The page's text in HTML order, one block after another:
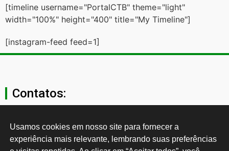
[timeline username="PortalCTB" theme="light"
width="100%" height="400" title="My Timeline"]
[instagram-feed feed=1]
Contatos:
secgeral@ctb.org.br
11 3874-0040
Usamos cookies em nosso site para fornecer a
experiência mais relevante, lembrando suas preferências